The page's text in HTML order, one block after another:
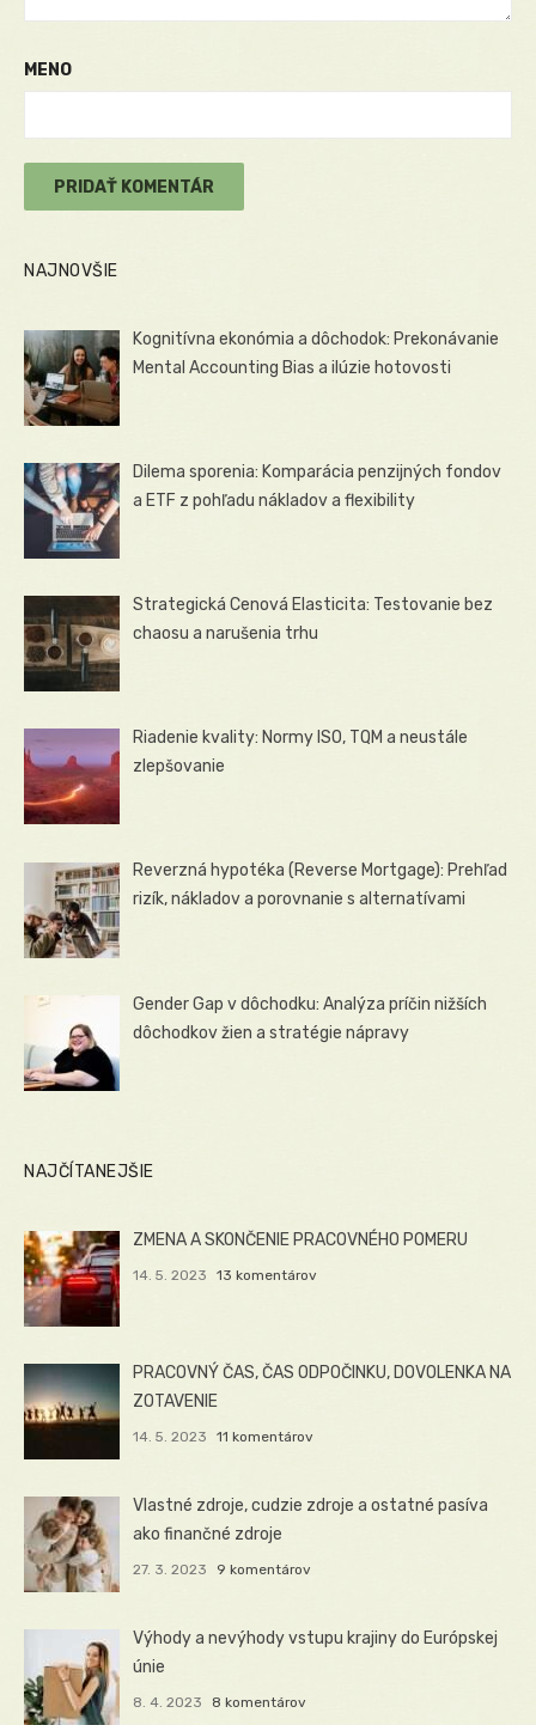
MENO
NAJNOVŠIE
Kognitívna ekonómia a dôchodok: Prekonávanie
Mental Accounting Bias a ilúzie hotovosti
Dilema sporenia: Komparácia penzijných fondov
a ETF z pohľadu nákladov a flexibility
Strategická Cenová Elasticita: Testovanie bez
chaosu a narušenia trhu
Riadenie kvality: Normy ISO, TQM a neustále
zlepšovanie
Reverzná hypotéka (Reverse Mortgage): Prehľad
rizík, nákladov a porovnanie s alternatívami
Gender Gap v dôchodku: Analýza príčin nižších
dôchodkov žien a stratégie nápravy
NAJČÍTANEJŠIE
ZMENA A SKONČENIE PRACOVNÉHO POMERU
14. 5. 2023 13 komentárov
PRACOVNÝ ČAS, ČAS ODPOČINKU, DOVOLENKA NA
ZOTAVENIE
14. 5. 2023 11 komentárov
Vlastné zdroje, cudzie zdroje a ostatné pasíva
ako finančné zdroje
27. 3. 2023 9 komentárov
Výhody a nevýhody vstupu krajiny do Európskej
únie
8. 4. 2023 8 komentárov